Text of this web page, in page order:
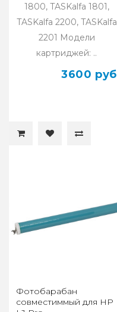
1800, TASKalfa 1801,
TASKalfa 2200, TASKalfa
2201 Модели
картриджей: ..
3600 руб
Фотобарабан
совместиммый для HP